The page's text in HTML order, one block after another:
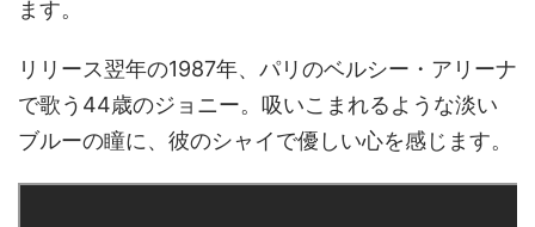
ます。
リリース翌年の1987年、パリのベルシー・アリーナ
で歌う44歳のジョニー。吸いこまれるような淡い
ブルーの瞳に、彼のシャイで優しい心を感じます。